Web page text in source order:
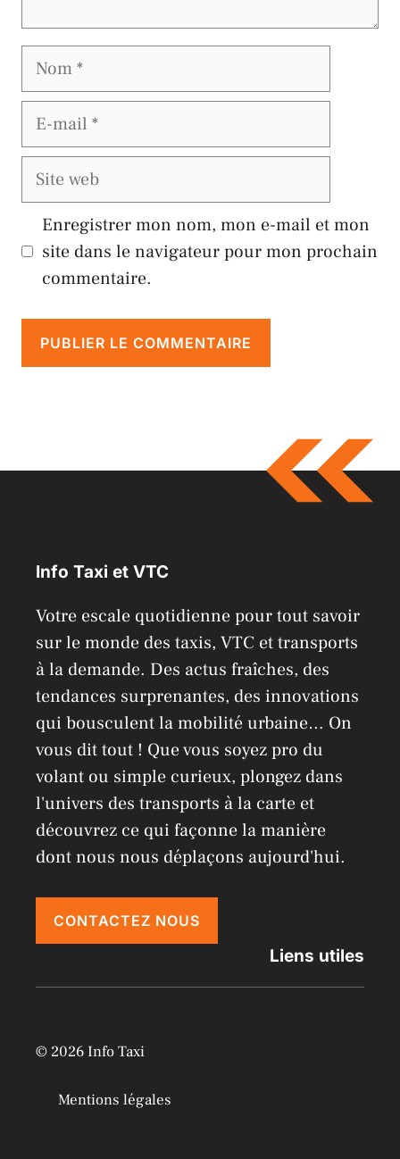
Nom
E-
Site
Enregistrer mon nom, mon e-mail et mon
site dans le navigateur pour mon prochain
commentaire.
e
Info Taxi et VTC
Votre escale quotidienne pour tout savoir
sur le monde des taxis, VTC et transports
à la demande. Des actus fraîches, des
tendances surprenantes, des innovations
qui bousculent la mobilité urbaine… On
vous dit tout ! Que vous soyez pro du
volant ou simple curieux, plongez dans
l'univers des transports à la carte et
découvrez ce qui façonne la manière
dont nous nous déplaçons aujourd'hui.
CONTACTEZ NOUS
Liens utiles
© 2026 Info Taxi
Mentions légales